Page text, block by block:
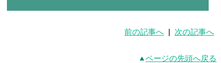
前の記事へ 次の記事へ
ページの先頭へ戻る